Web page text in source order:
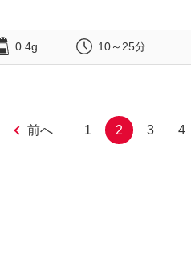
0.4g 10～25分
前へ 1 2 3 4